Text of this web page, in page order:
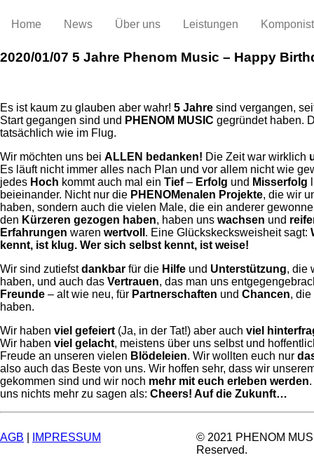
Home News Über uns Leistungen
2020/01/07 5 Jahre Phenom Music – Happy
Es ist kaum zu glauben aber wahr! 5 Jahre sind vergangen,
Start gegangen sind und PHENOM MUSIC gegründet haben.
tatsächlich wie im Flug.
Wir möchten uns bei ALLEN bedanken! Die Zeit war wirklich
Es läuft nicht immer alles nach Plan und vor allem nicht wie
jedes Hoch kommt auch mal ein Tief– Erfolg und Misserfolg
beieinander. Nicht nur die PHENOMenalen Projekte, die wir
haben, sondern auch die vielen Male, die ein anderer
den Kürzeren gezogen haben, haben uns wachsen und
Erfahrungen waren wertvoll . Eine Glückskecksweisheit sagt:
kennt, ist klug. Wer sich selbst kennt, ist weise!
Wir sind zutiefstdankbar für die Hilfe und Unterstützung, die
haben, und auch das Vertrauen, das man uns
Freunde – alt wie neu, für Partnerschaften und Chancen,
haben.
Wir haben viel gefeiert(Ja, in der Tat!) aber auch viel
Wir haben viel gelacht, meistens über uns selbst und
Freude an unseren vielen Blödeleien. Wir wollten euch nur
also auch das Beste von uns. Wir hoffen sehr, dass wir
gekommen sind und wir noch mehr mit euch erleben werden
uns nichts mehr zu sagen als: Cheers! Auf die Zukunft…
AGB IMPRESSUM
© 2021 PHENOM
Reserved.